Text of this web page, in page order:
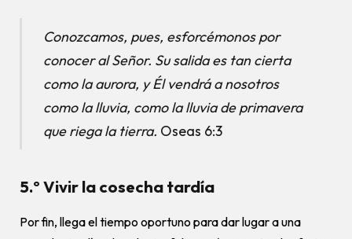
Conozcamos, pues, esforcémonos por
conocer al Señor. Su salida es tan cierta
como la aurora, y Él vendrá a nosotros
como la lluvia, como la lluvia de primavera
que riega la tierra. Oseas 6:3
5.º Vivir la cosecha tardía
Por fin, llega el tiempo oportuno para dar lugar a una